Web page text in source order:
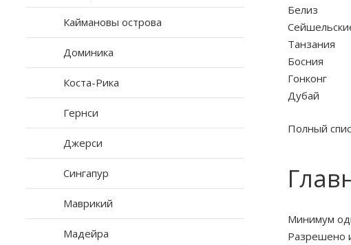
Белиз
Tанзания
Босния
Гонконг
Дубай
Полный
Минимум
Разрешено
Каймановы острова
Доминика
Коста-Рика
Гернси
Джерси
Сингапур
Маврикий
Мадейра